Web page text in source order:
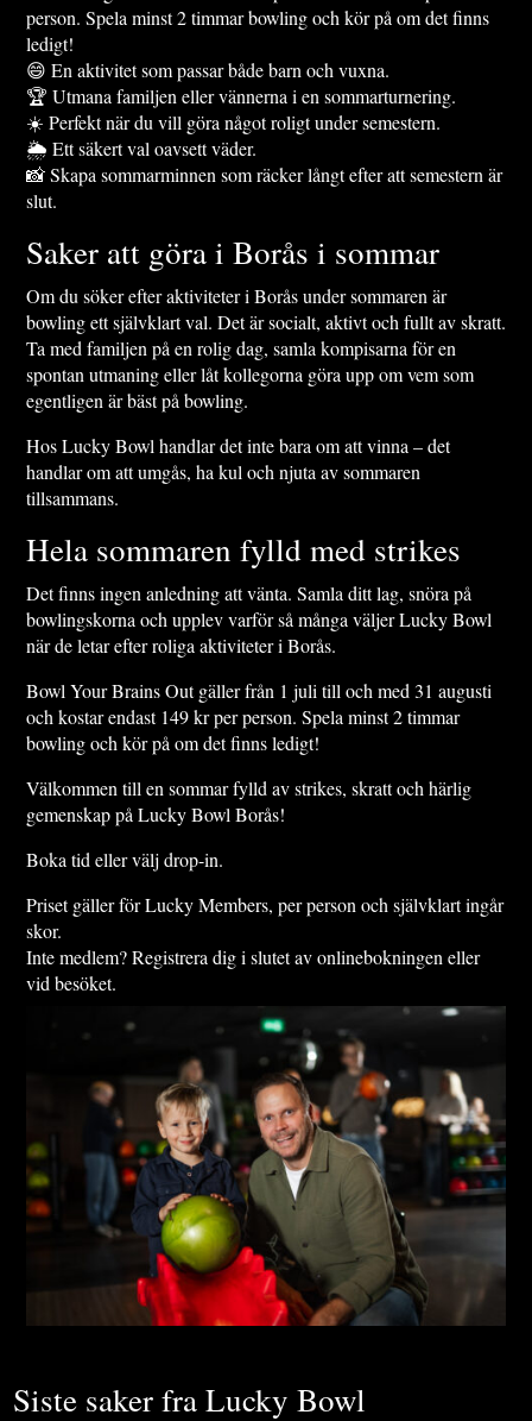
person. Spela minst 2 timmar bowling och kör på om det finns
ledigt!
😄 En aktivitet som passar både barn och vuxna.
🏆 Utmana familjen eller vännerna i en sommarturnering.
☀️ Perfekt när du vill göra något roligt under semestern.
🌦️ Ett säkert val oavsett väder.
📸 Skapa sommarminnen som räcker långt efter att semestern är
slut.
Saker att göra i Borås i sommar
Om du söker efter aktiviteter i Borås under sommaren är
bowling ett självklart val. Det är socialt, aktivt och fullt av skratt.
Ta med familjen på en rolig dag, samla kompisarna för en
spontan utmaning eller låt kollegorna göra upp om vem som
egentligen är bäst på bowling.
Hos Lucky Bowl handlar det inte bara om att vinna – det
handlar om att umgås, ha kul och njuta av sommaren
tillsammans.
Hela sommaren fylld med strikes
Det finns ingen anledning att vänta. Samla ditt lag, snöra på
bowlingskorna och upplev varför så många väljer Lucky Bowl
när de letar efter roliga aktiviteter i Borås.
Bowl Your Brains Out gäller från 1 juli till och med 31 augusti
och kostar endast 149 kr per person. Spela minst 2 timmar
bowling och kör på om det finns ledigt!
Välkommen till en sommar fylld av strikes, skratt och härlig
gemenskap på Lucky Bowl Borås!
Boka tid eller välj drop-in.
Priset gäller för Lucky Members, per person och självklart ingår
skor.
Inte medlem? Registrera dig i slutet av onlinebokningen eller
vid besöket.
Siste saker fra Lucky Bowl